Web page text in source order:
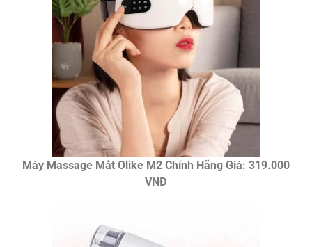
Máy Massage Mắt Olike M2 Chính Hãng Giá: 319.000
VNĐ